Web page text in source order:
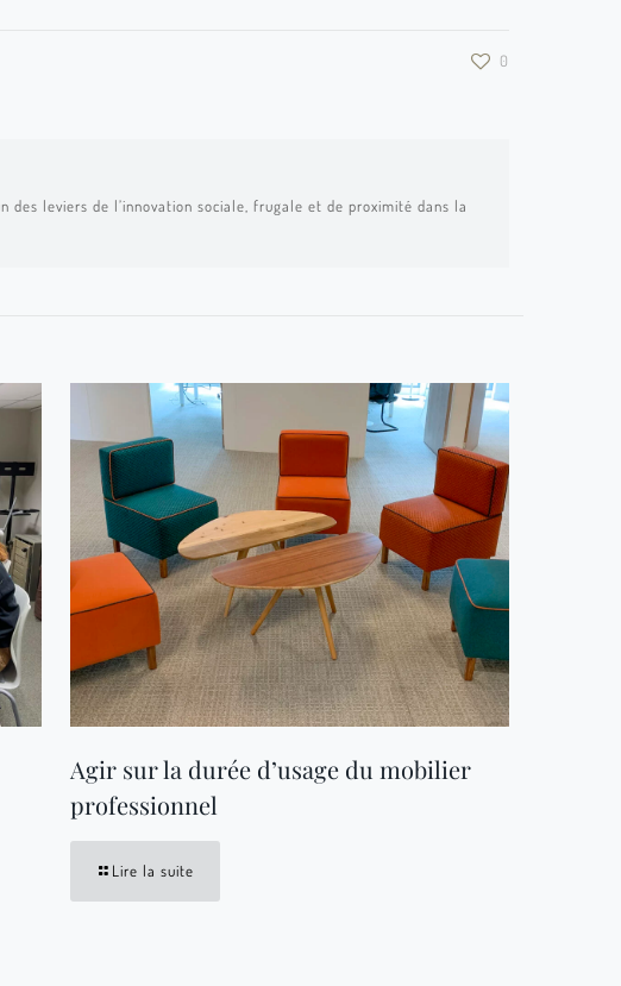
0
leviers de l’innovation sociale, frugale et de proximité dans la
Agir sur la durée d’usage du mobilier
professionnel
Lire la suite